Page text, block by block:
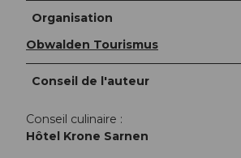
Organisation
Obwalden Tourismus
Conseil de l'auteur
Conseil culinaire :
Hôtel Krone Sarnen